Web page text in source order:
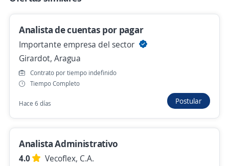
Distribuidora de Consumo Masivo
Francisco Linares Alcántara, Aragua
130,00 $ (Mensual)
Hace 6 días
Analista de Garantías
Importante empresa del sector
Girardot, Aragua
Hace 7 días
Analista de cuentas por pagar
Importante empresa del sector
Girardot, Aragua
Contrato por tiempo indefinido
Tiempo Completo
Hace 6 días Postular
Analista Administrativo
4.0
Vecoflex, C.A.